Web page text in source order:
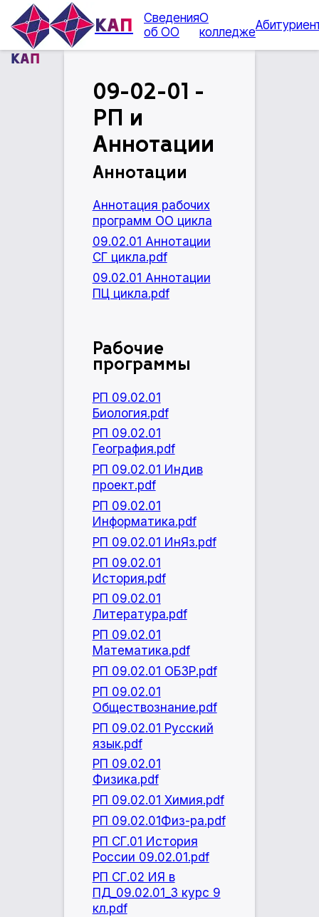
КАП
КАП
Сведения
об ОО
О
колледже
09-02-01 -
РП и
Аннотации
Аннотации
Аннотация рабочих
программ ОО цикла
09.02.01 Аннотации
СГ цикла.pdf
09.02.01 Аннотации
ПЦ цикла.pdf
Рабочие
программы
РП 09.02.01
Биология.pdf
РП 09.02.01
География.pdf
РП 09.02.01 Индив
проект.pdf
РП 09.02.01
Информатика.pdf
РП 09.02.01 ИнЯз.pdf
РП 09.02.01
История.pdf
РП 09.02.01
Литература.pdf
РП 09.02.01
Математика.pdf
РП 09.02.01 ОБЗР.pdf
РП 09.02.01
Обществознание.pdf
РП 09.02.01 Русский
язык.pdf
РП 09.02.01
Физика.pdf
РП 09.02.01 Химия.pdf
РП 09.02.01Физ-ра.pdf
РП СГ.01 История
России 09.02.01.pdf
РП СГ.02 ИЯ в
ПД_09.02.01_3 курс 9
кл.pdf